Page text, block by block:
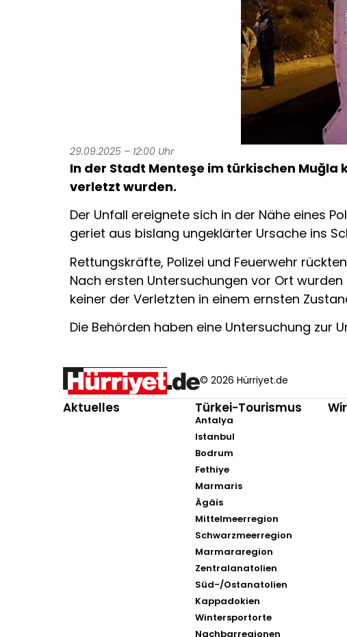
29.09.2025 – 12:00 Uhr
In der Stadt Menteşe im türkischen
verletzt wurden.
Der Unfall ereignete sich in der Nähe eines
geriet aus bislang ungeklärter Ursache ins
Rettungskräfte, Polizei und Feuerwehr
Nach ersten Untersuchungen vor Ort
keiner der Verletzten in einem ernsten
Die Behörden haben eine Untersuchung zur
© 2026 Hürriyet.de
Aktuelles Türkei-Tourismus
Antalya
Istanbul
Bodrum
Fethiye
Marmaris
Ägäis
Mittelmeerregion
Schwarzmeerregion
Marmararegion
Zentralanatolien
Süd-/Ostanatolien
Kappadokien
Wintersportorte
Nachbarregionen